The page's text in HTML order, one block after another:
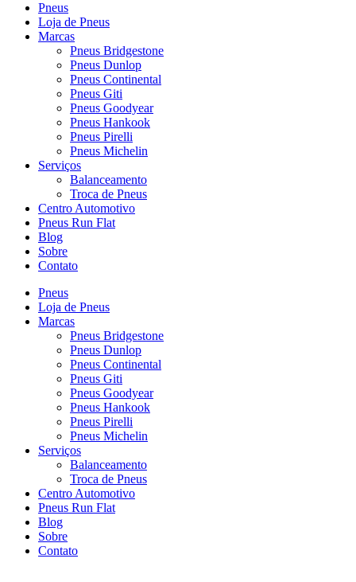
Pneus
Loja de Pneus
Marcas
Pneus Bridgestone
Pneus Dunlop
Pneus Continental
Pneus Giti
Pneus Goodyear
Pneus Hankook
Pneus Pirelli
Pneus Michelin
Serviços
Balanceamento
Troca de Pneus
Centro Automotivo
Pneus Run Flat
Blog
Sobre
Contato
Pneus
Loja de Pneus
Marcas
Pneus Bridgestone
Pneus Dunlop
Pneus Continental
Pneus Giti
Pneus Goodyear
Pneus Hankook
Pneus Pirelli
Pneus Michelin
Serviços
Balanceamento
Troca de Pneus
Centro Automotivo
Pneus Run Flat
Blog
Sobre
Contato